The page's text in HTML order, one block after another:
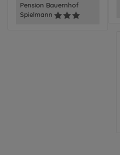
Pension Bauernhof
Spielmann